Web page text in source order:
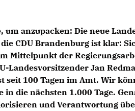
um anzupacken: Die neue
CDU Brandenburg ist klar:
Mittelpunkt der
Landesvorsitzender Jan
seit 100 Tagen im Amt. Wir
in die nächsten 1.000 Tage.
und Verantwortung